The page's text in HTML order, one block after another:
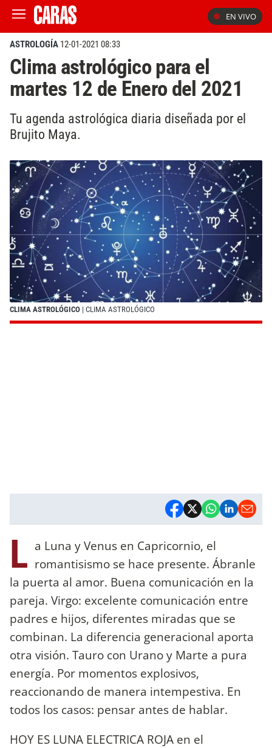
EN VIVO
ASTROLOGÍA 12-01-2021 08:33
Clima astrológico para el
martes 12 de Enero del 2021
Tu agenda astrológica diaria diseñada por el
Brujito Maya.
CLIMA ASTROLÓGICO | CLIMA ASTROLÓGICO
L a Luna y Venus en Capricornio, el
romantisismo se hace presente. Ábranle
la puerta al amor. Buena comunicación en la
pareja. Virgo: excelente comunicación entre
padres e hijos, diferentes miradas que se
combinan. La diferencia generacional aporta
otra visión. Tauro con Urano y Marte a pura
energía. Por momentos explosivos,
reaccionando de manera intempestiva. En
todos los casos: pensar antes de hablar.
HOY ES LUNA ELECTRICA ROJA en el